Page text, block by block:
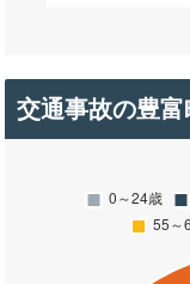
交通事故の豊